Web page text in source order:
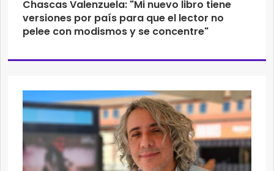
Chascas Valenzuela: "Mi nuevo libro tiene
versiones por país para que el lector no
pelee con modismos y se concentre"